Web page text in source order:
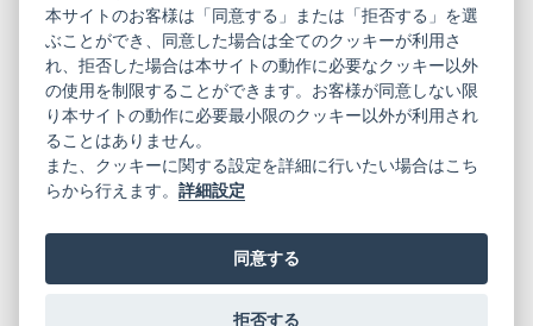
コーポレート
サイト
きものやまと振
袖
サイト
ニュースレター
ご利用案内
お問い合わせ
プライバシーポリシー
特定商取引法に基づく表記
ご利用規約
© 2019 YAMATO CO, LTD.
本サイトのお客様は「同意する」または「拒否する」を選
ぶことができ、同意した場合は全てのクッキーが利用さ
れ、拒否した場合は本サイトの動作に必要なクッキー以外
の使用を制限することができます。お客様が同意しない限
り本サイトの動作に必要最小限のクッキー以外が利用され
ることはありません。
また、クッキーに関する設定を詳細に行いたい場合はこち
らから行えます。詳細設定
同意する
拒否する